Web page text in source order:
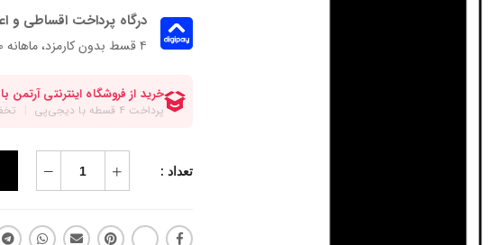
درگاه پرداخت اقساطی و
۴ قسط بدون کارمزد، ماهانه 562,500 تومان
تعداد :